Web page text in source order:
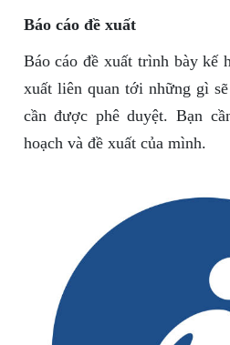
Báo cáo đề xuất
Báo cáo đề xuất trình bày kế
xuất liên quan tới những gì
cần được phê duyệt. Bạn
hoạch và đề xuất của mình.